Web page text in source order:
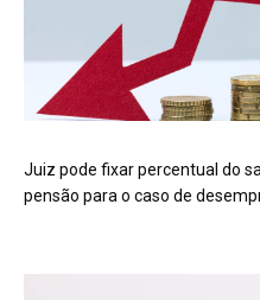
Juiz pode fixar percentual do
pensão para o caso de